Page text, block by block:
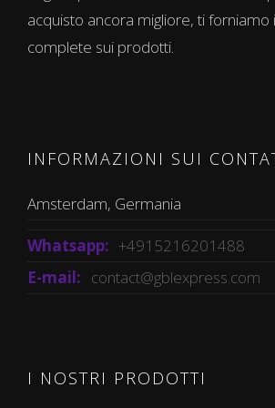
acquisto ancora migliore, ti
complete sui prodotti.
INFORMAZIONI SUI
Amsterdam, Germania
Whatsapp: +4915216201488
E-mail: contact@gblexpress.com
I NOSTRI PRODOTTI